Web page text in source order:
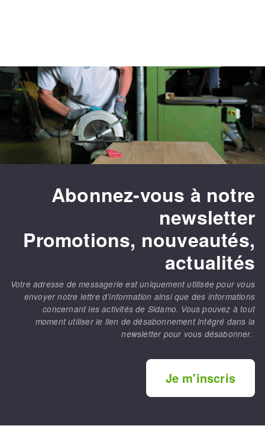
Abonnez-vous à notre
newsletter
Promotions, nouveautés,
actualités
Votre adresse de messagerie est uniquement utilisée pour vous
envoyer notre lettre d’information ainsi que des informations
concernant les activités de Sidamo. Vous pouvez à tout
moment utiliser le lien de désabonnement intégré dans la
newsletter pour vous désabonner.
Je m'inscris